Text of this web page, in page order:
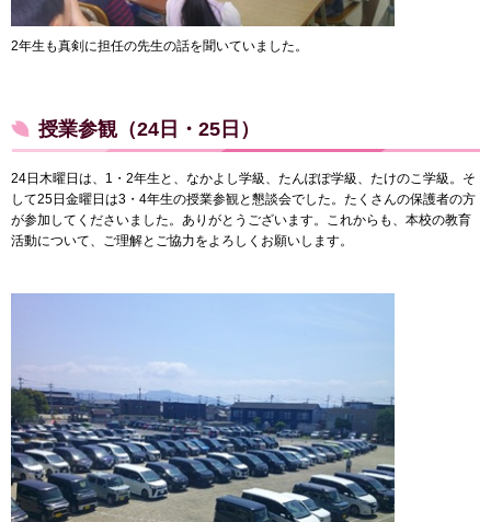
2年生も真剣に担任の先生の話を聞いていました。
授業参観（24日・25日）
24日木曜日は、1・2年生と、なかよし学級、たんぽぽ学級、たけのこ学級。そ
して25日金曜日は3・4年生の授業参観と懇談会でした。たくさんの保護者の方
が参加してくださいました。ありがとうございます。これからも、本校の教育
活動について、ご理解とご協力をよろしくお願いします。